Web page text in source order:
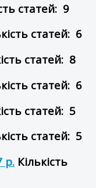
статей: 9
статей: 6
статей: 8
статей: 6
статей: 5
статей: 5
р. Кількість